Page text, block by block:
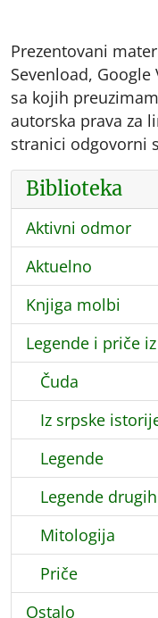
Prezentovani
Sevenload,
sa kojih
autorska prava za
stranici odgovorni
Biblioteka
Aktivni odmor
Aktuelno
Knjiga molbi
Legende i priče
Čuda
Iz srpske
Legende
Legende
Mitologija
Priče
Ostalo